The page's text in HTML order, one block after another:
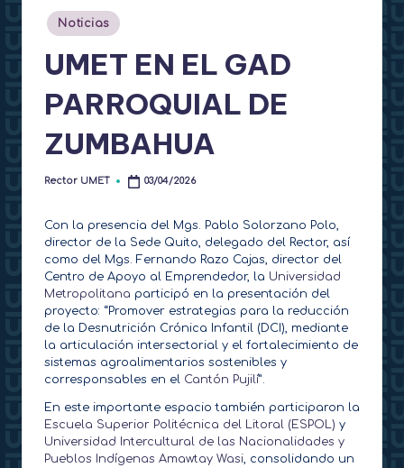
Publicado
en
Noticias
UMET EN EL GAD
PARROQUIAL DE
ZUMBAHUA
Publicado
Rector UMET 03/04/2026
Con la presencia del Mgs. Pablo Solorzano Polo,
director de la Sede Quito, delegado del Rector, así
como del Mgs. Fernando Razo Cajas, director del
Centro de Apoyo al Emprendedor, la Universidad
Metropolitana participó en la presentación del
proyecto: “Promover estrategias para la reducción
de la Desnutrición Crónica Infantil (DCI), mediante
la articulación intersectorial y el fortalecimiento de
sistemas agroalimentarios sostenibles y
corresponsables en el Cantón Pujilí”.
En este importante espacio también participaron la
Escuela Superior Politécnica del Litoral (ESPOL) y
Universidad Intercultural de las Nacionalidades y
Pueblos Indígenas Amawtay Wasi , consolidando un